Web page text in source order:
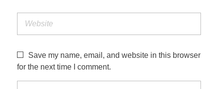
Save my name, email, and website in this browser
for the next time I comment.